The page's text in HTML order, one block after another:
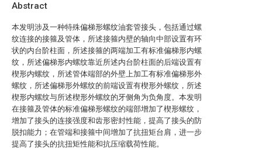
Abstract
本发明涉及一种特殊偏梯形螺纹油套管接头，包括通过螺
纹连接的接箍及管体，所述接箍内壁的轴向中部设置有环
状的内台阶柱面，所述接箍的两端加工有标准偏梯形内螺
纹，所述偏梯形内螺纹靠近所述内台阶柱面的后端设置有
楔形内螺纹，所述管体端部的外壁上加工有标准偏梯形外
螺纹，所述偏梯形外螺纹的前端设置有楔形外螺纹，所述
楔形内螺纹与所述楔形外螺纹的牙侧角为负角度。本发明
在接箍及管体的标准偏梯形螺纹的端部增加了楔形螺纹，
增加了接头的连接强度和齿形密封性能，提高了接头的防
脱扣能力；在管端和接箍中间增加了抗扭矩台肩，进一步
提高了接头的抗扭矩性能和抗压缩载荷性能。